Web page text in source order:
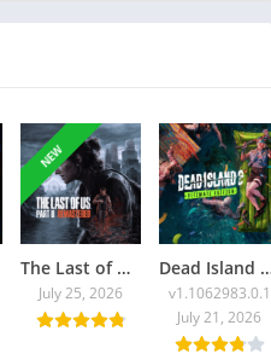
NEW
The Last of Us Part II Remastered Torrent Baixar
July 25, 2026
Dead Island 2:
v1.1062983.0.1
July 21, 2026